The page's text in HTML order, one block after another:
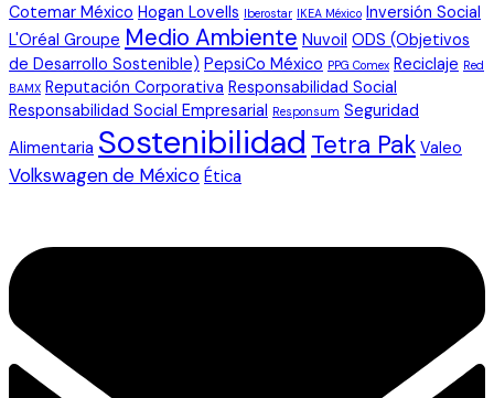
Cotemar México Hogan Lovells Iberostar IKEA México Inversión Social
L'Oréal Groupe Medio Ambiente Nuvoil ODS (Objetivos
de Desarrollo Sostenible) PepsiCo México PPG Comex Reciclaje Red
BAMX Reputación Corporativa Responsabilidad Social
Responsabilidad Social Empresarial Responsum Seguridad
Alimentaria Sostenibilidad Tetra Pak Valeo
Volkswagen de México Ética